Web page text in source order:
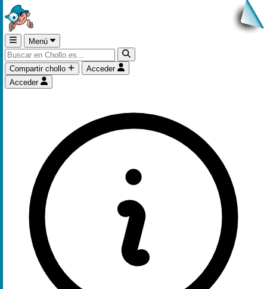
Menú
Compartir chollo
Acceder
Acceder